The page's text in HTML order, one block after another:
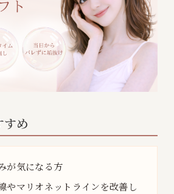
すめ
が気になる方
やマリオネットラインを改善し